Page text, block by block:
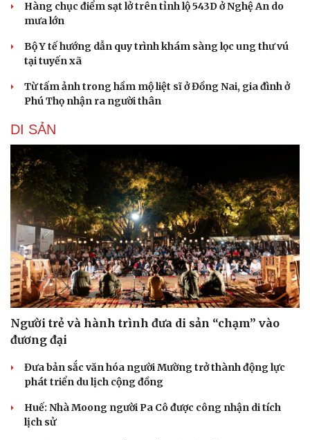
Hàng chục điểm sạt lở trên tỉnh lộ 543D ở Nghệ An do
mưa lớn
Bộ Y tế hướng dẫn quy trình khám sàng lọc ung thư vú
tại tuyến xã
Từ tấm ảnh trong hầm mộ liệt sĩ ở Đồng Nai, gia đình ở
Phú Thọ nhận ra người thân
DI SẢN
Người trẻ và hành trình đưa di sản “chạm” vào
đương đại
Đưa bản sắc văn hóa người Mường trở thành động lực
phát triển du lịch cộng đồng
Huế: Nhà Moong người Pa Cô được công nhận di tích
lịch sử